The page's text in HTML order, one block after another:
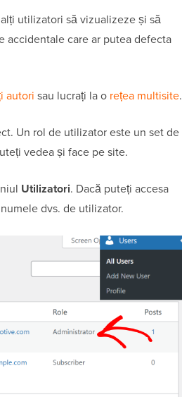
utilizatori să vizualizeze și să
care ar putea defecta
autori sau lucrați la o rețea multisite.
Un rol de utilizator este un set de
vedea și face pe site.
Utilizatori. Dacă puteți accesa
dvs. de utilizator.